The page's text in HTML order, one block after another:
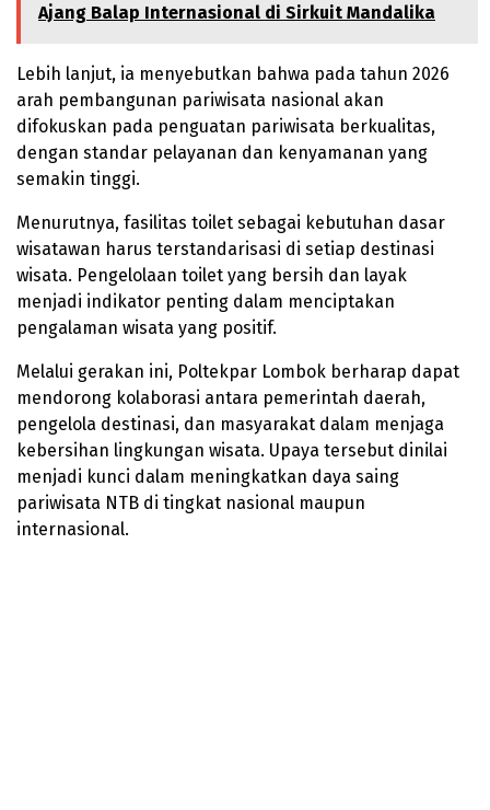
Ajang Balap Internasional di Sirkuit Mandalika
Lebih lanjut, ia menyebutkan bahwa pada tahun 2026
arah pembangunan pariwisata nasional akan
difokuskan pada penguatan pariwisata berkualitas,
dengan standar pelayanan dan kenyamanan yang
semakin tinggi.
Menurutnya, fasilitas toilet sebagai kebutuhan dasar
wisatawan harus terstandarisasi di setiap destinasi
wisata. Pengelolaan toilet yang bersih dan layak
menjadi indikator penting dalam menciptakan
pengalaman wisata yang positif.
Melalui gerakan ini, Poltekpar Lombok berharap dapat
mendorong kolaborasi antara pemerintah daerah,
pengelola destinasi, dan masyarakat dalam menjaga
kebersihan lingkungan wisata. Upaya tersebut dinilai
menjadi kunci dalam meningkatkan daya saing
pariwisata NTB di tingkat nasional maupun
internasional.